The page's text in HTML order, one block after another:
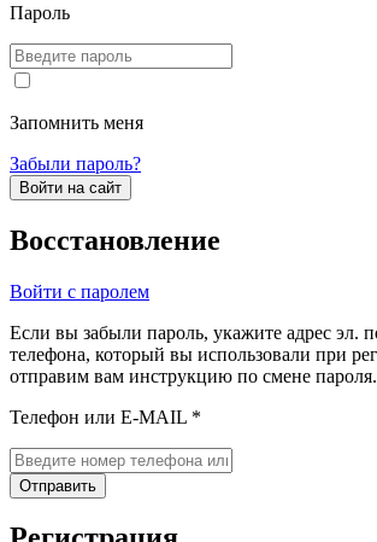
Пароль
Запомнить меня
Забыли пароль?
Войти на сайт
Восстановление
Войти с паролем
Если вы забыли пароль, укажите адрес эл.
телефона, который вы использовали при
отправим вам инструкцию по смене пароля.
Телефон или E-MAIL *
Отправить